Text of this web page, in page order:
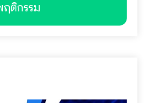
ติกรรม